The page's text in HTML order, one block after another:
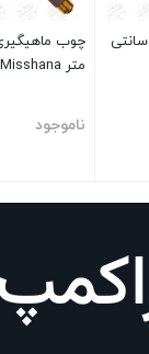
چوب ماهیگیری تلسکوپی ۳۶۰ سانتی
متر Misshana اکشن ۸۰-۱۲۰
ناموجود